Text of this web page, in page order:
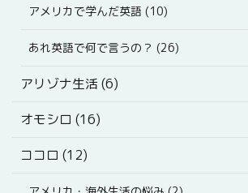
アメリカで学んだ英語 (10)
あれ英語で何で言うの？ (26)
アリゾナ生活 (6)
オモシロ (16)
ココロ (12)